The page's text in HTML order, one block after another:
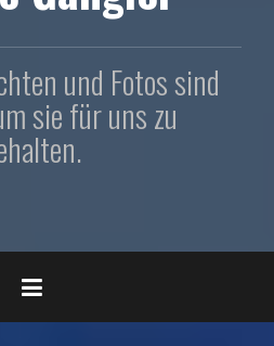
und Fotos sind
sie für uns zu